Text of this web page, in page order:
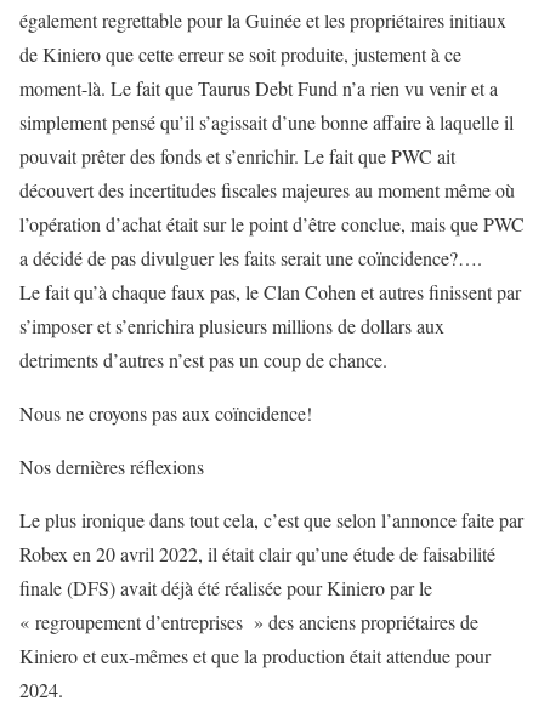
également regrettable pour la Guinée et les propriétaires initiaux
de Kiniero que cette erreur se soit produite, justement à ce
moment-là. Le fait que Taurus Debt Fund n’a rien vu venir et a
simplement pensé qu’il s’agissait d’une bonne affaire à laquelle il
pouvait prêter des fonds et s’enrichir. Le fait que PWC ait
découvert des incertitudes fiscales majeures au moment même où
l’opération d’achat était sur le point d’être conclue, mais que PWC
a décidé de pas divulguer les faits serait une coïncidence?….
Le fait qu’à chaque faux pas, le Clan Cohen et autres finissent par
s’imposer et s’enrichira plusieurs millions de dollars aux
detriments d’autres n’est pas un coup de chance.
Nous ne croyons pas aux coïncidence!
Nos dernières réflexions
Le plus ironique dans tout cela, c’est que selon l’annonce faite par
Robex en 20 avril 2022, il était clair qu’une étude de faisabilité
finale (DFS) avait déjà été réalisée pour Kiniero par le
« regroupement d’entreprises » des anciens propriétaires de
Kiniero et eux-mêmes et que la production était attendue pour
2024.